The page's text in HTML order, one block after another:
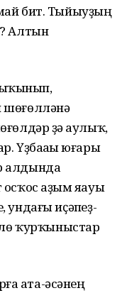
бит. Тыйыуҙың
Алтын
шөғөлләнә
ҙә һаулыҡ,
Үҙбаһаһы юғары
алдында
аҙым яһауы
иҫәпһеҙ-
ҡурҡыныстар
ата-әсәнең